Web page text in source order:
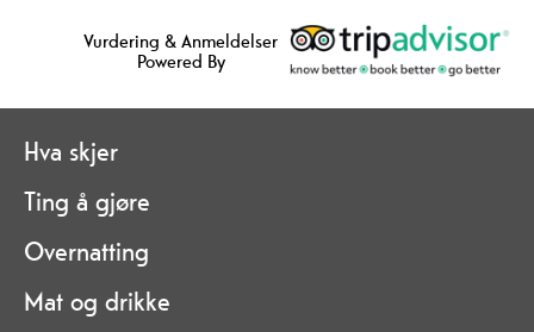
Vurdering & Anmeldelser
Powered By
Hva skjer
Ting å gjøre
Overnatting
Mat og drikke